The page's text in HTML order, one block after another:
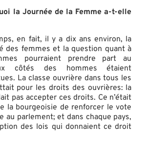
la Journée de la Femme a-t-elle
en fait, il y a dix ans environ, la
des femmes et la question quant à
pourraient prendre part au
côtés des hommes étaient
La classe ouvrière dans tous les
pour les droits des ouvrières: la
pas accepter ces droits. Ce n’était
la bourgeoisie de renforcer le vote
au parlement; et dans chaque pays,
des lois qui donnaient ce droit